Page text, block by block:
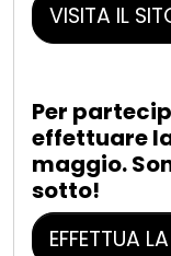
VISITA IL
Per
effettuare
maggio.
sotto!
EFFETTUA